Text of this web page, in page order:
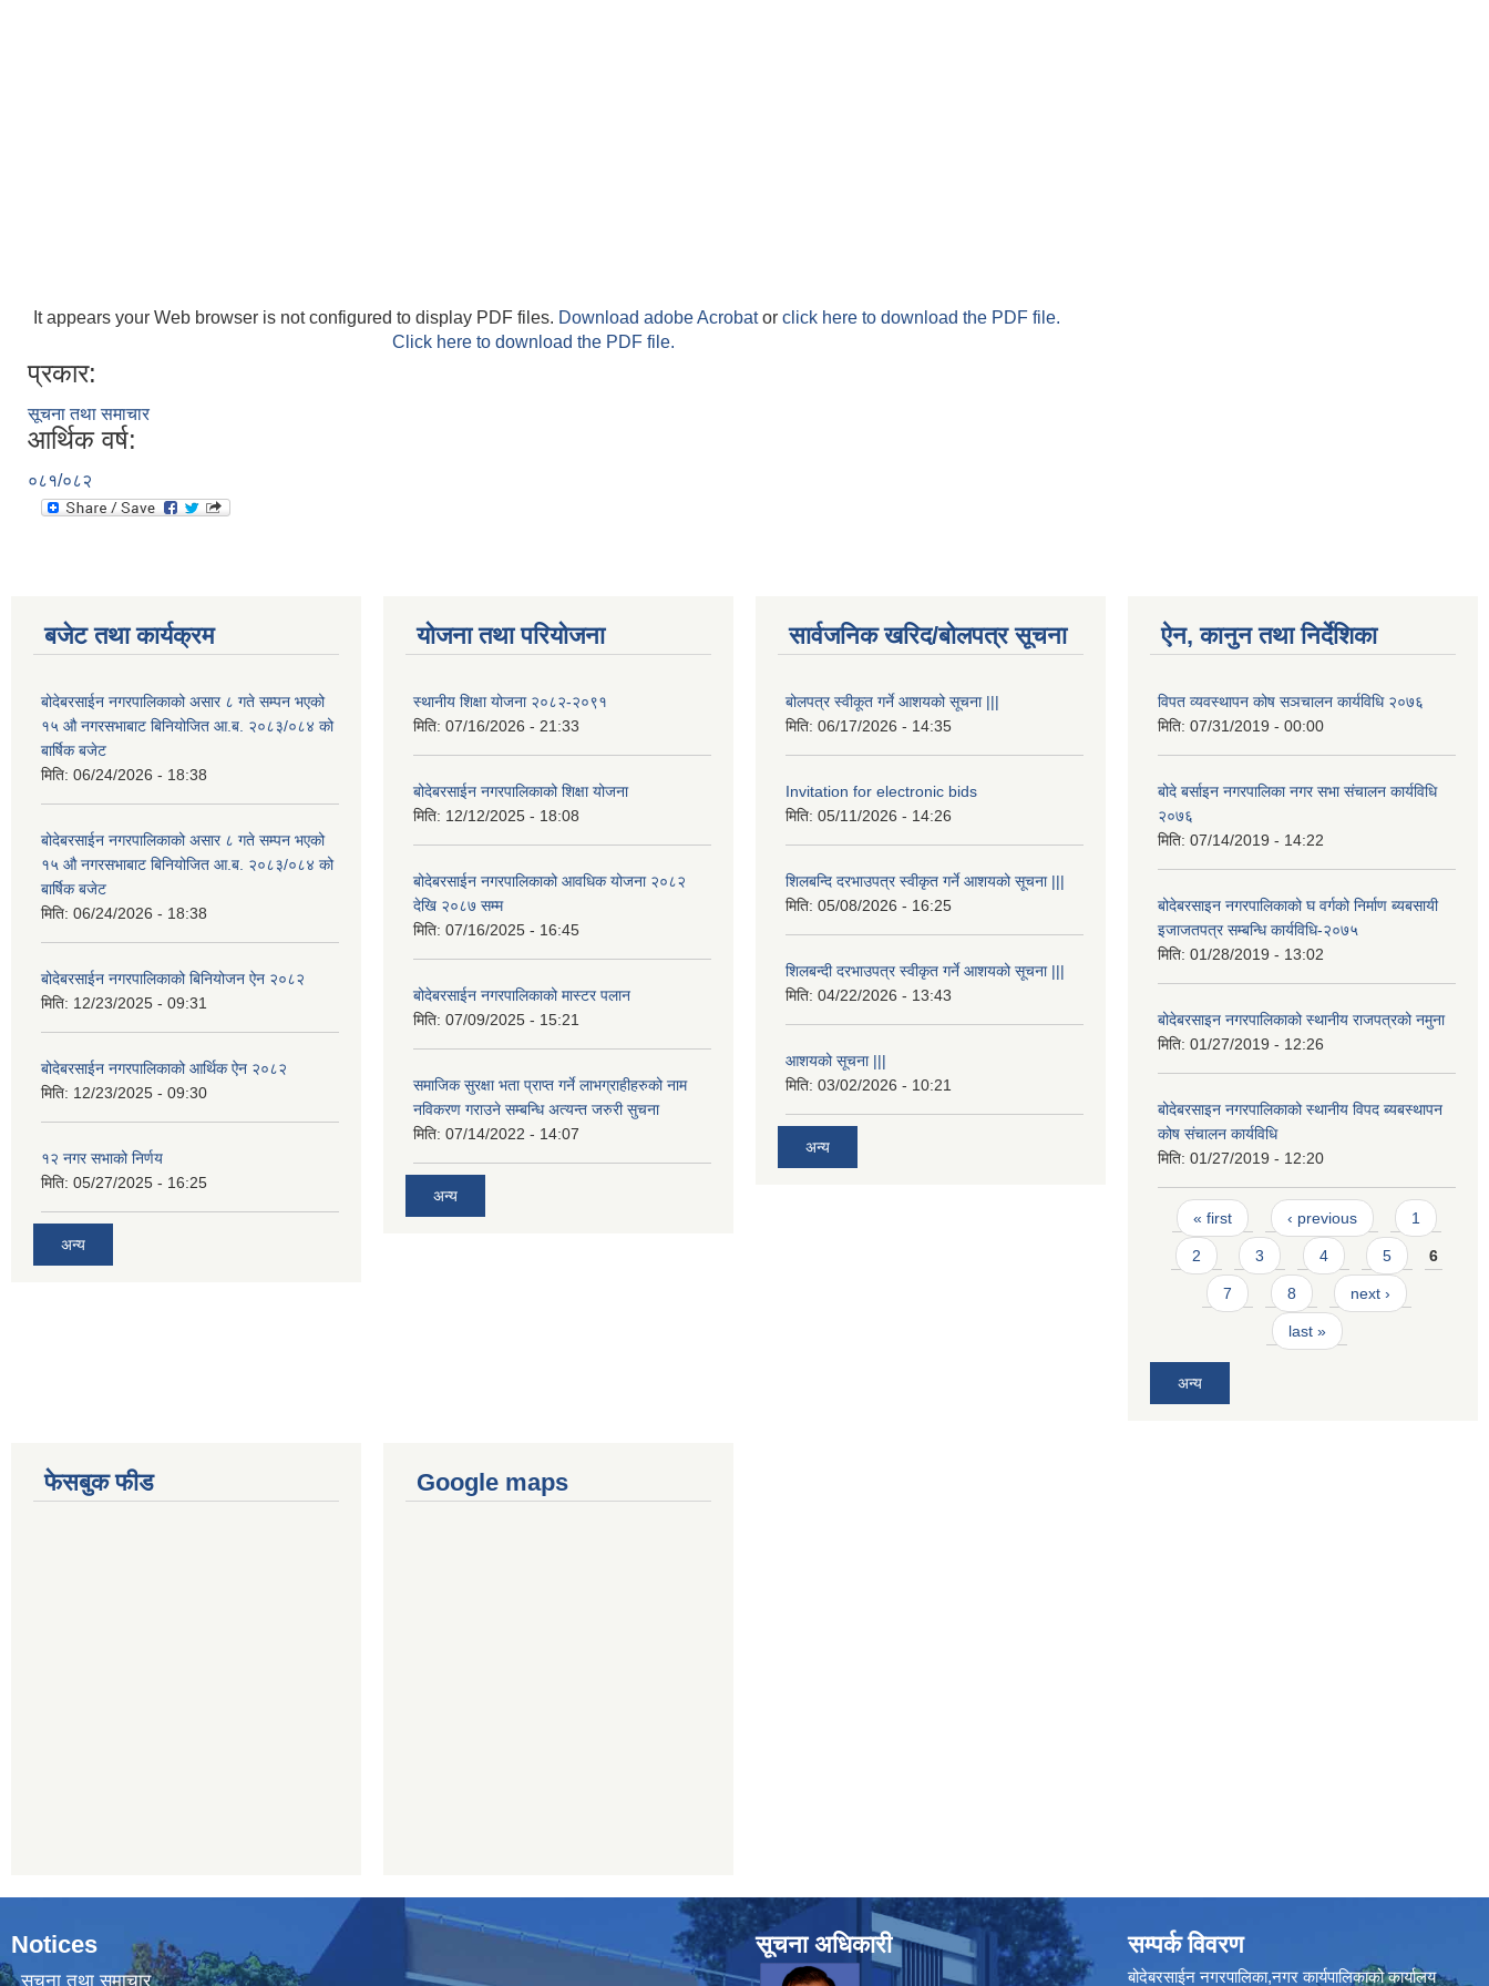
It appears your Web browser is not configured to display PDF files. Download adobe Acrobator click here to download the PDF file.
Click here to download the PDF file.
प्रकार:
सूचना तथा समाचार
आर्थिक वर्ष:
०८१/०८२
बजेट तथा कार्यक्रम
बोदेबरसाईन नगरपालिकाको असार ८ गते सम्पन भएको
१५ ‍‍‍औ नगरसभाबाट बिनियोजित आ.ब. २०८३/०८४ को
बार्षिक बजेट
मिति: 06/24/2026 - 18:38
बोदेबरसाईन नगरपालिकाको असार ८ गते सम्पन भएको
१५ ‍‍‍औ नगरसभाबाट बिनियोजित आ.ब. २०८३/०८४ को
बार्षिक बजेट
मिति: 06/24/2026 - 18:38
बोदेबरसाईन नगरपालिकाको बिनियोजन ऐन २०८२
मिति: 12/23/2025 - 09:31
बोदेबरसाईन नगरपालिकाको आर्थिक ऐन २०८२
मिति: 12/23/2025 - 09:30
१२ नगर सभाको निर्णय
मिति: 05/27/2025 - 16:25
अन्य
योजना तथा परियोजना
स्थानीय शिक्षा योजना २०८२-२०९१
मिति: 07/16/2026 - 21:33
बोदेबरसाईन नगरपालिकाको शिक्षा योजना
मिति: 12/12/2025 - 18:08
बोदेबरसाईन नगरपालिकाको आवधिक योजना २०८२
देखि २०८७ सम्म
मिति: 07/16/2025 - 16:45
बोदेबरसाईन नगरपालिकाको मास्टर पलान
मिति: 07/09/2025 - 15:21
समाजिक सुरक्षा भता प्राप्त गर्ने लाभग्राहीहरुको नाम
नविकरण गराउने सम्बन्धि अत्यन्त जरुरी सुचना
मिति: 07/14/2022 - 14:07
अन्य
सार्वजनिक खरिद/बोलपत्र सूचना
बोलपत्र स्वीकूत गर्ने आशयको सूचना |||
मिति: 06/17/2026 - 14:35
Invitation for electronic bids
मिति: 05/11/2026 - 14:26
शिलबन्दि दरभाउपत्र स्वीकृत गर्ने आशयको सूचना |||
मिति: 05/08/2026 - 16:25
शिलबन्दी दरभाउपत्र स्वीकृत गर्ने आशयको सूचना |||
मिति: 04/22/2026 - 13:43
आशयको सूचना |||
मिति: 03/02/2026 - 10:21
अन्य
ऐन, कानुन तथा निर्देशिका
विपत व्यवस्थापन कोष सञचालन कार्यविधि २०७६
मिति: 07/31/2019 - 00:00
बोदे बर्साइन नगरपालिका नगर सभा संचालन कार्यविधि
२०७६
मिति: 07/14/2019 - 14:22
बोदेबरसाइन नगरपालिकाको घ वर्गको निर्माण ब्यबसायी
इजाजतपत्र सम्बन्धि कार्यविधि-२०७५
मिति: 01/28/2019 - 13:02
बोदेबरसाइन नगरपालिकाको स्थानीय राजपत्रको नमुना
मिति: 01/27/2019 - 12:26
बोदेबरसाइन नगरपालिकाको स्थानीय विपद ब्यबस्थापन
कोष संचालन कार्यविधि
मिति: 01/27/2019 - 12:20
Pages
« first ‹ previous 1
2 3 4 5 6
7 8 next ›
last »
अन्य
फेसबुक फीड Google maps
Notices
सूचना तथा समाचार
सूचना अधिकारी सम्पर्क विवरण
बोदेबरसाईन नगरपालिका,नगर कार्यपालिकाको कार्यालय